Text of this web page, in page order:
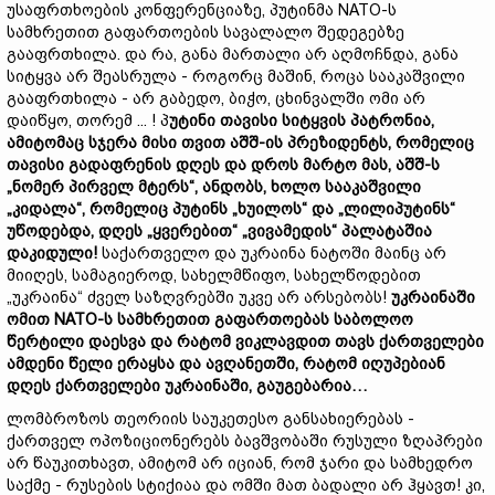
უსაფრთხოების კონფერენციაზე, პუტინმა NATO-ს
სამხრეთით გაფართოების სავალალო შედეგებზე
გააფრთხილა. და რა, განა მართალი არ აღმოჩნდა, განა
სიტყვა არ შეასრულა - როგორც მაშინ, როცა სააკაშვილი
გააფრთხილა - არ გაბედო, ბიჭო, ცხინვალში ომი არ
დაიწყო, თორემ ... ! პუტინი თავისი სიტყვის პატრონია,
ამიტომაც სჯერა მისი თვით აშშ-ის პრეზიდენტს, რომელიც
თავისი გადაფრენის დღეს და დროს მარტო მას, აშშ-ს
„ნომერ პირველ მტერს“, ანდობს, ხოლო სააკაშვილი
„კიდალა“, რომელიც პუტინს „ხუილოს“ და „ლილიპუტინს“
უწოდებდა, დღეს „ყვერებით“ „ვივამედის“ პალატაშია
დაკიდული! საქართველო და უკრაინა ნატოში მაინც არ
მიიღეს, სამაგიეროდ, სახელმწიფო, სახელწოდებით
„უკრაინა“ ძველ საზღვრებში უკვე არ არსებობს! უკრაინაში
ომით NATO-ს სამხრეთით გაფართოებას საბოლოო
წერტილი დაესვა და რატომ ვიკლავდით თავს ქართველები
ამდენი წელი ერაყსა და ავღანეთში, რატომ იღუპებიან
დღეს ქართველები უკრაინაში, გაუგებარია…
ლომბროზოს თეორიის საუკეთესო განსახიერებას -
ქართველ ოპოზიციონერებს ბავშვობაში რუსული ზღაპრები
არ წაუკითხავთ, ამიტომ არ იციან, რომ ჯარი და სამხედრო
საქმე - რუსების სტიქიაა და ომში მათ ბადალი არ ჰყავთ! კი,